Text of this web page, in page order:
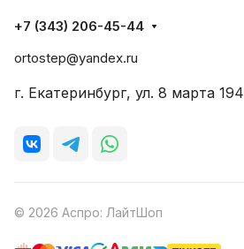
+7 (343) 206-45-44
ortostep@yandex.ru
г. Екатеринбург, ул. 8 марта 194
© 2026 Аспро: ЛайтШоп